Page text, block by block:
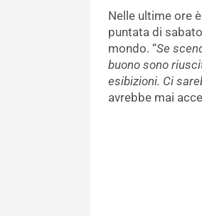
Nelle ultime ore
puntata di
mondo. “Se
buono sono
esibizioni. Ci
avrebbe mai